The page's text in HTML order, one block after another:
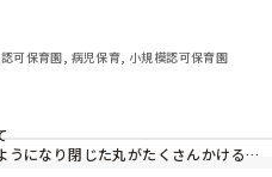
可保育園, 病児保育, 小規模認可保育園
うになり閉じた丸がたくさんかける